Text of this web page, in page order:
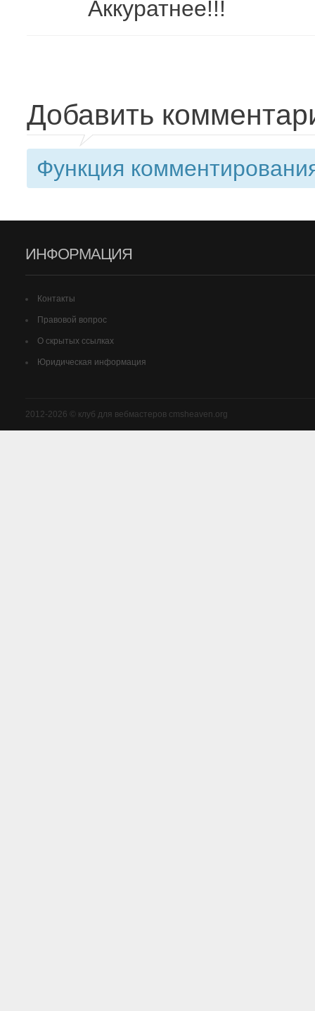
Аккуратнее!!!
Добавить
Функция
ИНФОРМАЦИЯ
Контакты
Правовой вопрос
О скрытых ссылках
Юридическая информация
2012-2026 © клуб для вебмастеров cmsheaven.org